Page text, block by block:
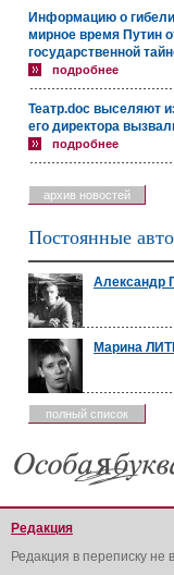
Информацию о
мирное время Путин
государственной
подробнее
Театр.doc выселяют
его директора
подробнее
архив новостей
Постоянные
Александр
Марина
полный список
Редакция
Редакция в переписку